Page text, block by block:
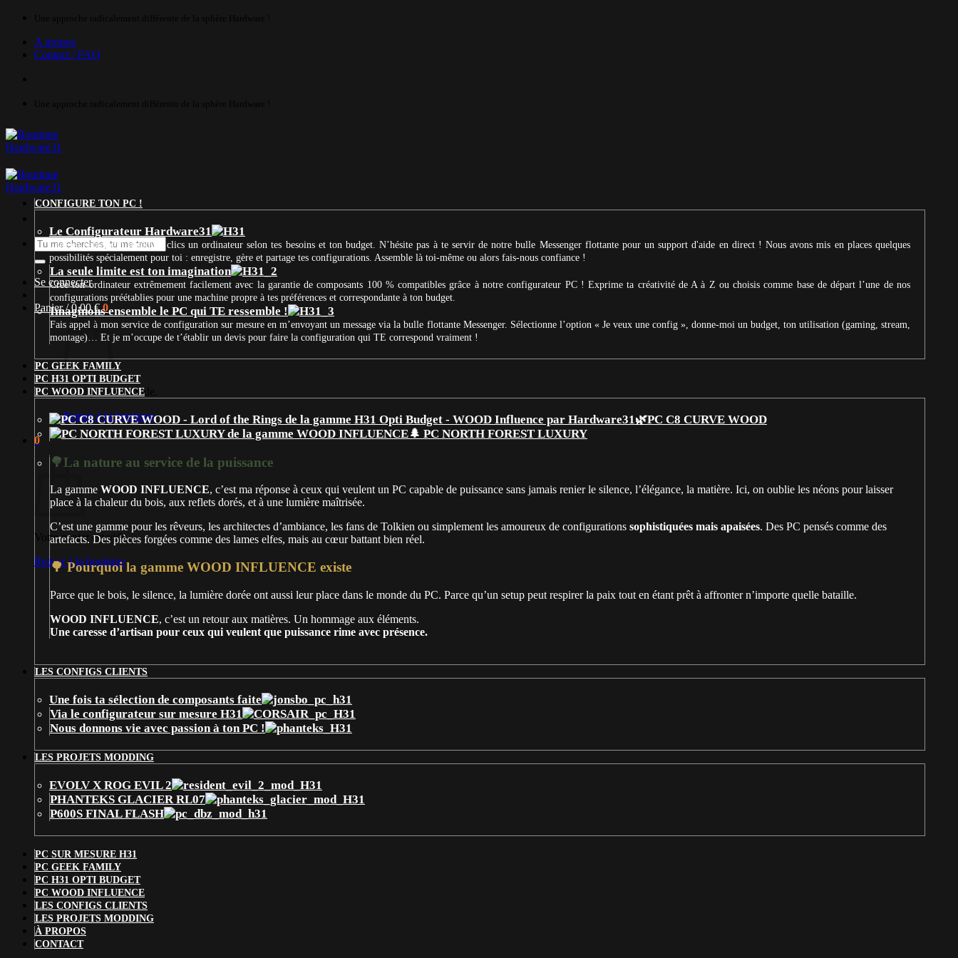
contenuA propos
Contact / FAQ
Recherche
pour :
Se connecter
Panier /0,00€ 0
Votre panier est vide.
Retour à la boutique
0
Panier
Votre panier est vide.
Retour à la boutique
CONFIGURE TON PC !
Le Configurateur Hardware31
Crée en seulement quelques clics un ordinateur selon tes besoins et ton budget. N’hésite pas à te servir de notre bulle Messenger flottante pour un support d'aide en direct ! Nous avons mis en places quelques
possibilités spécialement pour toi : enregistre, gère et partage tes configurations. Assemble là toi-même ou alors fais-nous confiance !
La seule limite est ton imagination
Crée ton ordinateur extrêmement facilement avec la garantie de composants 100 % compatibles grâce à notre configurateur PC ! Exprime ta créativité de A à Z ou choisis comme base de départ l’une de nos
configurations préétablies pour une machine propre à tes préférences et correspondante à ton budget.
Imaginons ensemble le PC qui TE ressemble !
Fais appel à mon service de configuration sur mesure en m’envoyant un message via la bulle flottante Messenger. Sélectionne l’option « Je veux une config », donne-moi un budget, ton utilisation (gaming, stream,
montage)… Et je m’occupe de t’établir un devis pour faire la configuration qui TE correspond vraiment !
PC GEEK FAMILY
PC H31 OPTI BUDGET
PC WOOD INFLUENCE
🌿PC C8 CURVE WOOD
🌲 PC NORTH FOREST LUXURY
🌳La nature au service de la puissance
La gamme WOOD INFLUENCE, c’est ma réponse à ceux qui veulent un PC capable de puissance sans jamais renier le silence, l’élégance, la matière. Ici, on oublie les néons pour laisser
place à la chaleur du bois, aux reflets dorés, et à une lumière maîtrisée.
C’est une gamme pour les rêveurs, les architectes d’ambiance, les fans de Tolkien ou simplement les amoureux de configurations sophistiquées mais apaisées. Des PC pensés comme des
artefacts. Des pièces forgées comme des lames elfes, mais au cœur battant bien réel.
🌳 Pourquoi la gamme WOOD INFLUENCE existe
Parce que le bois, le silence, la lumière dorée ont aussi leur place dans le monde du PC. Parce qu’un setup peut respirer la paix tout en étant prêt à affronter n’importe quelle bataille.
WOOD INFLUENCE, c’est un retour aux matières. Un hommage aux éléments.
Une caresse d’artisan pour ceux qui veulent que puissance rime avec présence.
LES CONFIGS CLIENTS
Une fois ta sélection de composants faite
Via le configurateur sur mesure H31
Nous donnons vie avec passion à ton PC !
LES PROJETS MODDING
EVOLV X ROG EVIL 2
PHANTEKS GLACIER RL07
P600S FINAL FLASH
PC SUR MESURE H31
PC GEEK FAMILY
PC H31 OPTI BUDGET
PC WOOD INFLUENCE
LES CONFIGS CLIENTS
LES PROJETS MODDING
À PROPOS
CONTACT